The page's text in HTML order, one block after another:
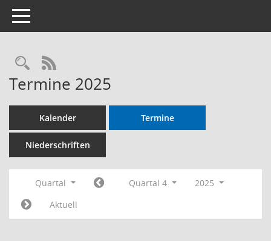
Toggle navigation
RSS-Feed
Termine 2025
Kalender Termine
Niederschriften
Quartal Quartal 4
2025
Aktuell